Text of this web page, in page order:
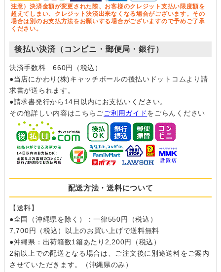
注意）決済金額が変更された際、お客様のクレジット支払い限度額を
超えてしまい、クレジット決済出来なくなる場合がございます。その
場合は別のお支払方法をお願いする場合がございますので予めご了承
ください。
後払い決済（コンビニ・郵便局・銀行）
決済手数料 660円（税込）
●当店にかわり(株)キャッチボールの後払いドットコムより請
求書が送られます。
●請求書発行から14日以内にお支払いください。
その他詳しい内容はこちらごご利用ガイドをごらんください
配送方法・送料について
【送料】
●全国（沖縄県を除く）：一律550円（税込）
7,700円（税込）以上のお買い上げで送料無料
●沖縄県：出荷箱数1箱あたり2,200円（税込）
2箱以上での配送となる場合は、ご注文後に別途送料をご案内
させていただきます。（沖縄県のみ）